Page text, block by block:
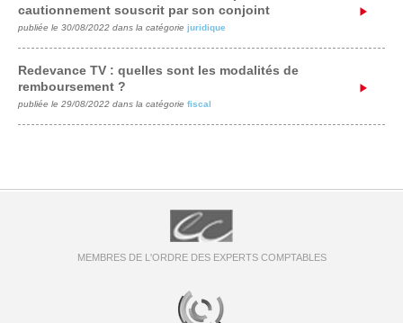
cautionnement souscrit par son conjoint
publiée le 30/08/2022 dans la catégorie juridique
Redevance TV : quelles sont les modalités de
remboursement ?
publiée le 29/08/2022 dans la catégorie fiscal
MEMBRES DE L'ORDRE DES EXPERTS COMPTABLES